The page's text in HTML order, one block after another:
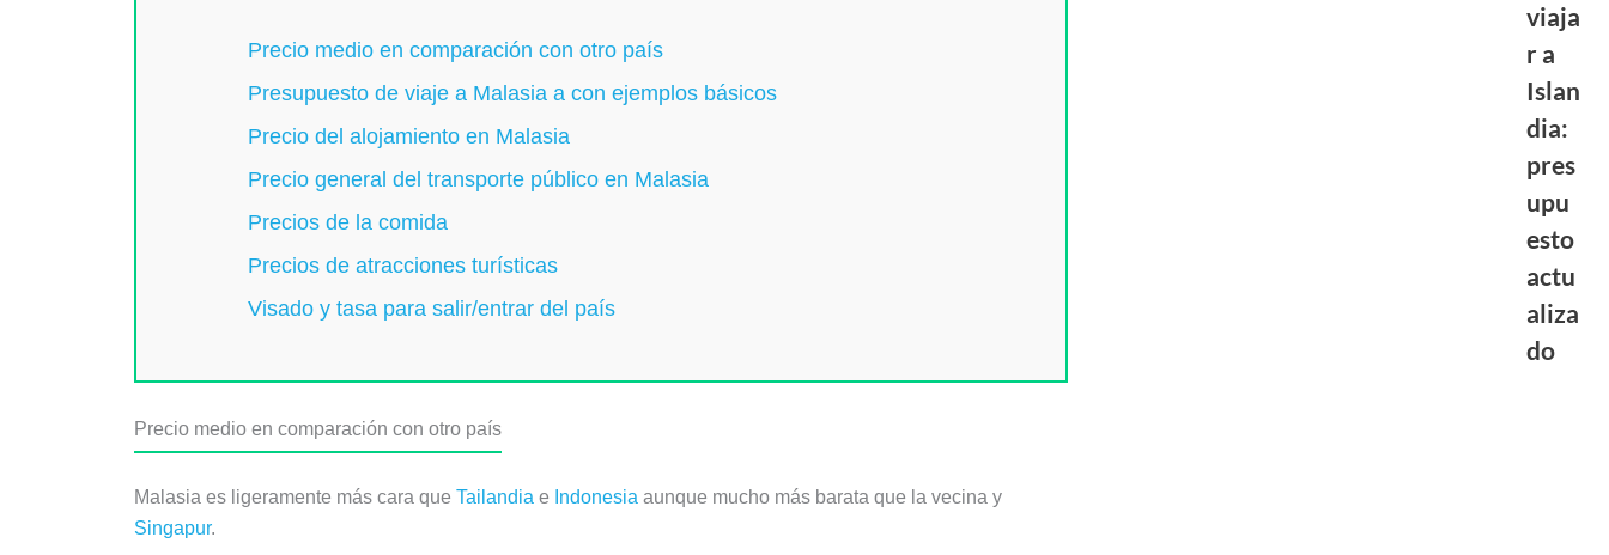
Precio medio en comparación con otro país
Presupuesto de viaje a Malasia a con ejemplos básicos
Precio del alojamiento en Malasia
Precio general del transporte público en Malasia
Precios de la comida
Precios de atracciones turísticas
Visado y tasa para salir/entrar del país
Precio medio en comparación con otro país
Malasia es ligeramente más cara que Tailandia e Indonesia aunque mucho más barata que la vecina y
Singapur.
viaja
r a
Islan
dia:
pres
upu
esto
actu
aliza
do